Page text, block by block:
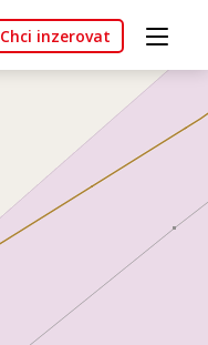
Chci inzerovat